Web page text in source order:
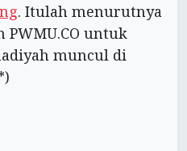
. Itulah menurutnya
untuk
muncul di